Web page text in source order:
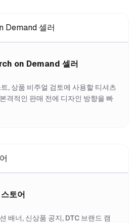
on Demand 셀러
, 상품 비주얼 검토에 사용할 티셔츠
격적인 판매 전에 디자인 방향을 빠
토어
배너, 신상품 공지, DTC 브랜드 캠